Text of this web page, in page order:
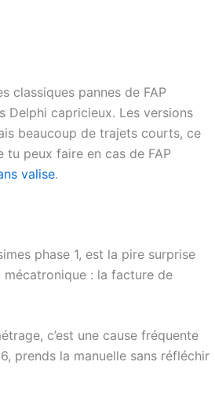
classiques pannes de FAP
Delphi capricieux. Les versions
beaucoup de trajets courts, ce
tu peux faire en cas de FAP
valise.
phase 1, est la pire surprise
mécatronique : la facture de
c’est une cause fréquente
prends la manuelle sans réfléchir